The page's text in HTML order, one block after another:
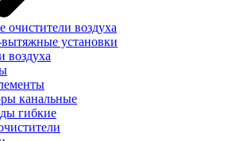
очистители воздуха
установки
воздуха
канальные
гибкие